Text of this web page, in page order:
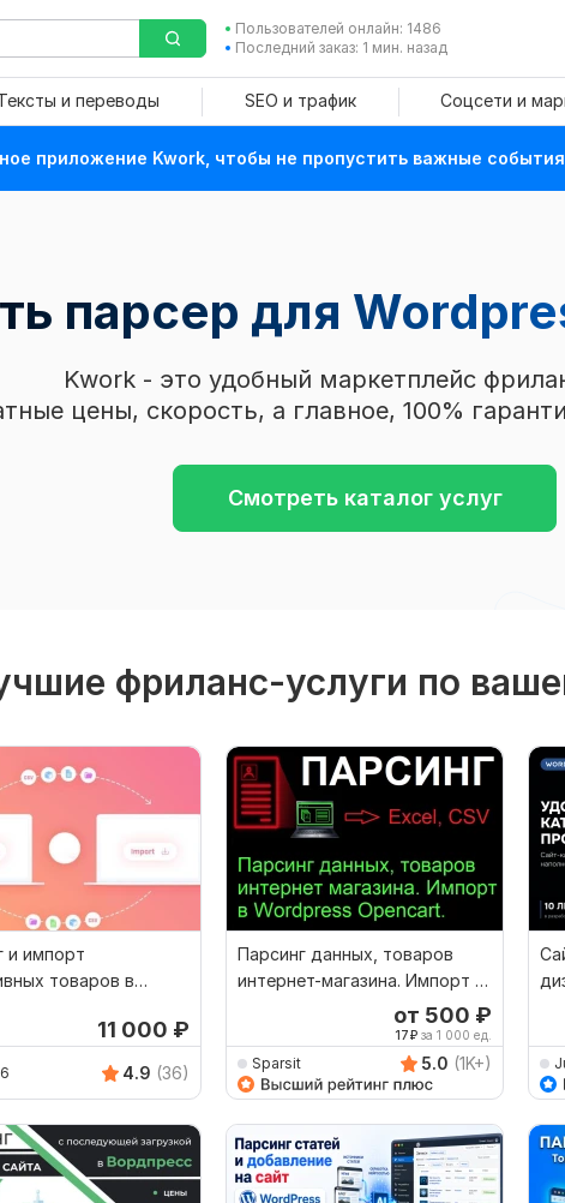
Пользователей онлайн: 1486
Последний заказ: 1 мин. назад
и переводы SEO и трафик Соцсети и
приложение Kwork, чтобы не пропустить важные
парсер для
Kwork - это удобный маркетплейс
цены, скорость, а главное, 100%
Смотреть каталог услуг
фриланс-услуги по
и импорт
товаров в
11 000 ₽
4.9 (36)
Парсинг данных, товаров
интернет-магазина. Импорт в
Wordpress Opencartот 500 ₽
17₽ за 1 000 ед.
Sparsit 5.0 (1K+)